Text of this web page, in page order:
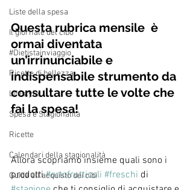
Liste della spesa
Il giornale del cibo
#Dietistainviaggio
Ricette di bellezza
Lifestyle
Spesa e Stagionalità
Ricette
Calendari della stagionalità
Guide all'acquisto dei cibi
Questa rubrica mensile  è
ormai diventata
un’irrinunciabile e
indispensabile strumento da
consultare tutte le volte che
fai la spesa!
Allora scopriamo insieme quali sono i
prodotti #ortofrutticoli #freschi di